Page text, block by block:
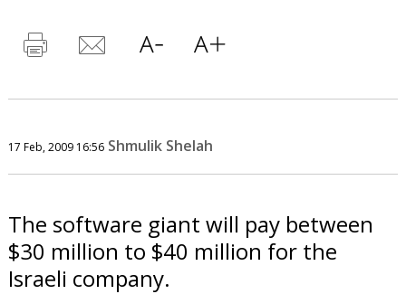
17 Feb, 2009 16:56 Shmulik Shelah
The software giant will pay between
$30 million to $40 million for the
Israeli company.